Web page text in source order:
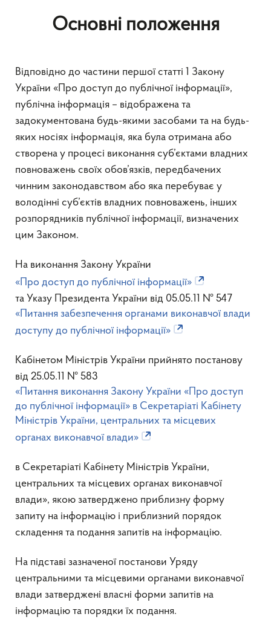
Основні положення
Відповідно до частини першої статті 1 Закону
України «Про доступ до публічної інформації»,
публічна інформація – відображена та
задокументована будь-якими засобами та на будь-
яких носіях інформація, яка була отримана або
створена у процесі виконання суб’єктами владних
повноважень своїх обов’язків, передбачених
чинним законодавством або яка перебуває у
володінні суб’єктів владних повноважень, інших
розпорядників публічної інформації, визначених
цим Законом.
На виконання Закону України
«Про доступ до публічної інформації»
та Указу Президента України від 05.05.11 № 547
«Питання забезпечення органами виконавчої влади
доступу до публічної інформації»
Кабінетом Міністрів України прийнято постанову
від 25.05.11 № 583
«Питання виконання Закону України «Про доступ
до публічної інформації» в Секретаріаті Кабінету
Міністрів України, центральних та місцевих
органах виконавчої влади»
в Секретаріаті Кабінету Міністрів України,
центральних та місцевих органах виконавчої
влади», якою затверджено приблизну форму
запиту на інформацію і приблизний порядок
складення та подання запитів на інформацію.
На підставі зазначеної постанови Уряду
центральними та місцевими органами виконавчої
влади затверджені власні форми запитів на
інформацію та порядки їх подання.